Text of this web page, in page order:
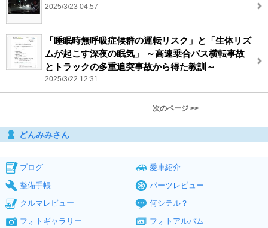
2025/3/23 04:57
「睡眠時無呼吸症候群の運転リスク」と「生体リズ
ムが起こす深夜の眠気」 ～高速乗合バス横転事故
とトラックの多重追突事故から得た教訓～
2025/3/22 12:31
次のページ >>
どんみみさん
ブログ
愛車紹介
整備手帳
パーツレビュー
クルマレビュー
何シテル？
フォトギャラリー
フォトアルバム